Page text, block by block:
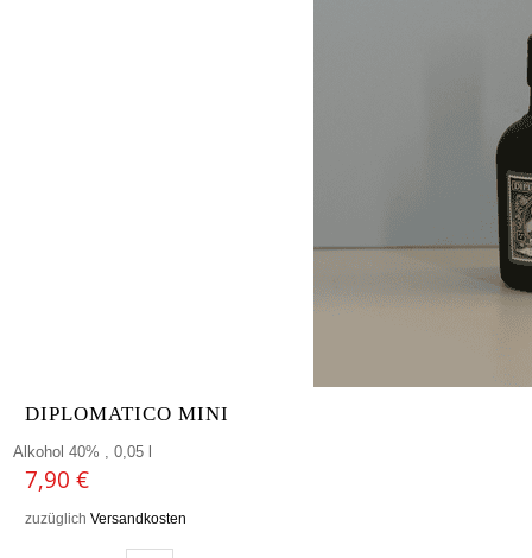
DIPLOMATICO MINI
Alkohol 40% , 0,05 l
7,90 €
zuzüglich Versandkosten